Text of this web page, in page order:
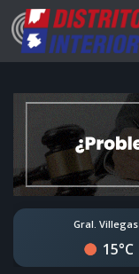
Gral. Villegas
15°C